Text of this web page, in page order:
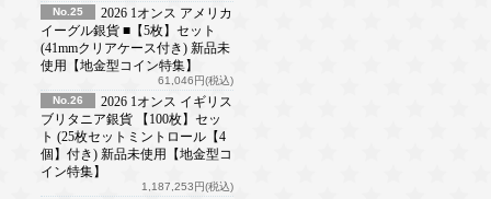
No.25
2026 1オンス アメリカ
イーグル銀貨 ■【5枚】セット
(41mmクリアケース付き) 新品未
使用【地金型コイン特集】
61,046円(税込)
No.26
2026 1オンス イギリス
ブリタニア銀貨 【100枚】セッ
ト (25枚セットミントロール【4
個】付き) 新品未使用【地金型コ
イン特集】
1,187,253円(税込)